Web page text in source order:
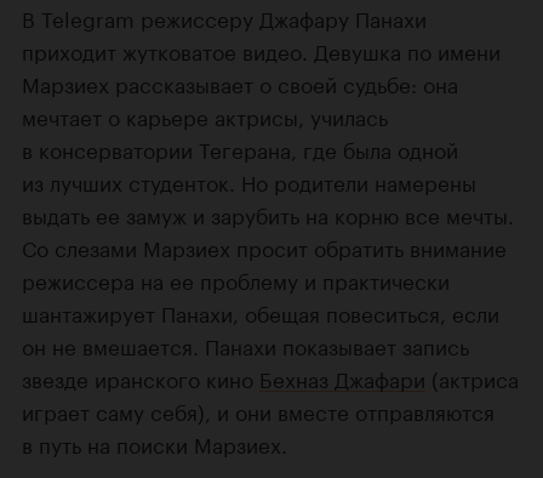
В Telegram режиссеру Джафару Панахи
приходит жутковатое видео. Девушка по имени
Марзиех рассказывает о своей судьбе: она
мечтает о карьере актрисы, училась
в консерватории Тегерана, где была одной
из лучших студенток. Но родители намерены
выдать ее замуж и зарубить на корню все мечты.
Со слезами Марзиех просит обратить внимание
режиссера на ее проблему и практически
шантажирует Панахи, обещая повеситься, если
он не вмешается. Панахи показывает запись
звезде иранского кино Бехназ Джафари (актриса
играет саму себя), и они вместе отправляются
в путь на поиски Марзиех.